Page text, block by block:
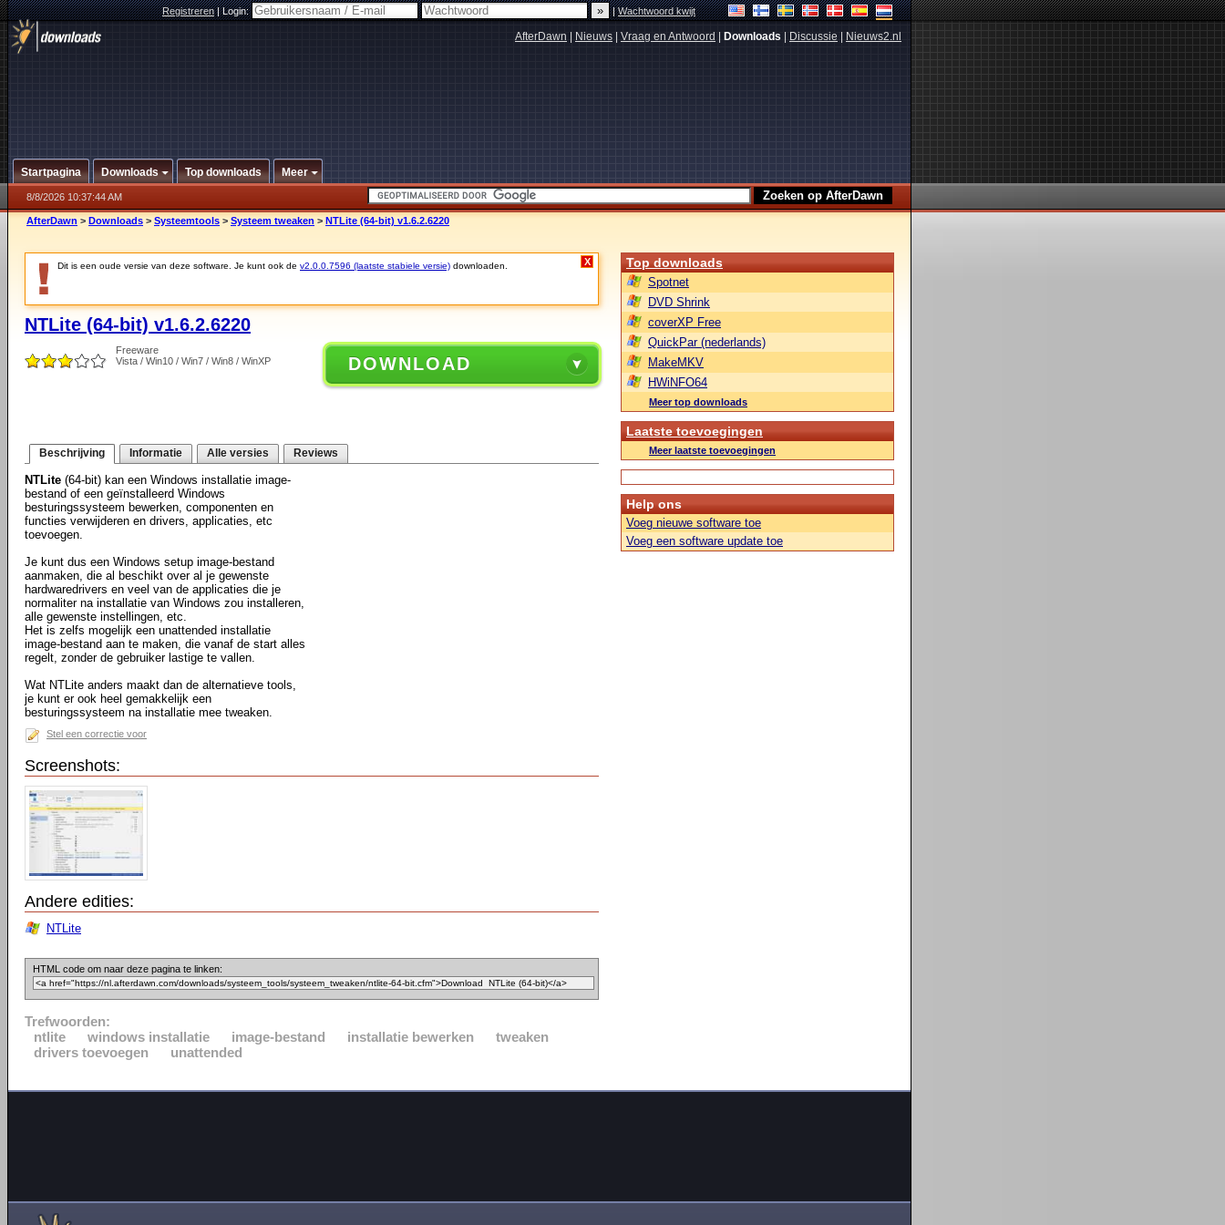
Registreren|Login: |Wachtwoord kwijt
AfterDawn Nieuws Vraag en Antwoord Downloads Discussie Nieuws2.nl
Startpagina Downloads Top downloads Meer
8/8/2026 10:37:44 AM
AfterDawn > Downloads > Systeemtools > Systeem tweaken > NTLite (64-bit) v1.6.2.6220
Dit is een oude versie van deze software. Je kunt ook de v2.0.0.7596 (laatste stabiele versie) downloaden. X
NTLite (64-bit) v1.6.2.6220
Freeware
Vista / Win10 / Win7 / Win8 / WinXP
DOWNLOAD
Beschrijving Informatie Alle versies Reviews
NTLite (64-bit) kan een Windows installatie image-
bestand of een geïnstalleerd Windows
besturingssysteem bewerken, componenten en
functies verwijderen en drivers, applicaties, etc
toevoegen.
Je kunt dus een Windows setup image-bestand
aanmaken, die al beschikt over al je gewenste
hardwaredrivers en veel van de applicaties die je
normaliter na installatie van Windows zou installeren,
alle gewenste instellingen, etc.
Het is zelfs mogelijk een unattended installatie
image-bestand aan te maken, die vanaf de start alles
regelt, zonder de gebruiker lastige te vallen.
Wat NTLite anders maakt dan de alternatieve tools,
je kunt er ook heel gemakkelijk een
besturingssysteem na installatie mee tweaken.
Stel een correctie voor
Screenshots:
Andere edities:
NTLite
HTML code om naar deze pagina te linken:
Trefwoorden:
ntlite
windows installatie image-bestand installatie bewerken
tweaken
drivers toevoegen
unattended
Top downloads
Spotnet
DVD Shrink
coverXP Free
QuickPar (nederlands)
MakeMKV
HWiNFO64
Meer top downloads
Laatste toevoegingen
Meer laatste toevoegingen
Help ons
Voeg nieuwe software toe
Voeg een software update toe